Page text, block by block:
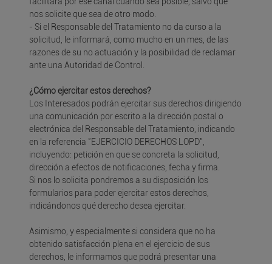
nos solicite que sea de otro modo.
- Si el Responsable del Tratamiento no da curso a la
solicitud, le informará, como mucho en un mes, de las
razones de su no actuación y la posibilidad de reclamar
ante una Autoridad de Control.
¿Cómo ejercitar estos derechos?
Los Interesados podrán ejercitar sus derechos dirigiendo
una comunicación por escrito a la dirección postal o
electrónica del Responsable del Tratamiento, indicando
en la referencia "EJERCICIO DERECHOS LOPD",
incluyendo: petición en que se concreta la solicitud,
dirección a efectos de notificaciones, fecha y firma.
Si nos lo solicita pondremos a su disposición los
formularios para poder ejercitar estos derechos,
indicándonos qué derecho desea ejercitar.
Asimismo, y especialmente si considera que no ha
obtenido satisfacción plena en el ejercicio de sus
derechos, le informamos que podrá presentar una